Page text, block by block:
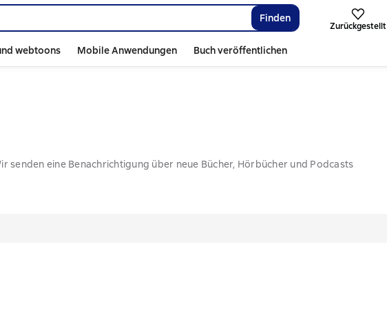
Finden
Zurückgestellt
webtoons Mobile Anwendungen Buch veröffentlichen
senden eine Benachrichtigung über neue Bücher, Hörbücher und Podcasts